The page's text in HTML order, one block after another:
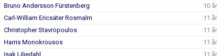
KONTAKT
Bruno Andersson Fürstenberg
10 år
Carl-William Ericsäter Rosmalm
11 år
Christopher Stavropoulos
11 år
Harris Monokrousos
11 år
Isak Liljedahl
11 år